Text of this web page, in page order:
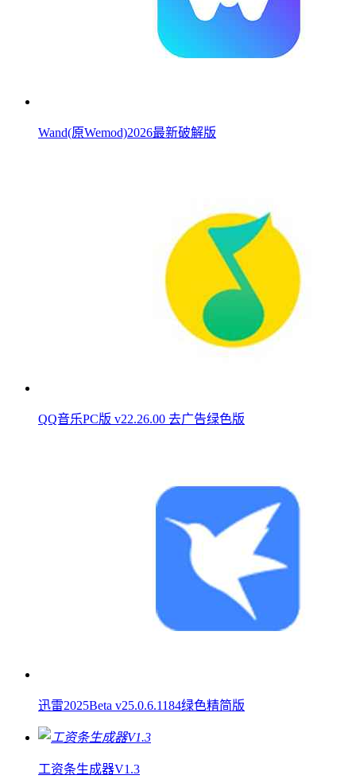
Wand(原Wemod)2026最新破解版
QQ音乐PC版 v22.26.00 去广告绿色版
迅雷2025Beta v25.0.6.1184绿色精简版
工资条生成器V1.3